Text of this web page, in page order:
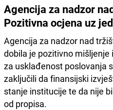
Agencija za nadzor
Pozitivna ocjena uz
Agencija za nadzor nad
dobila je pozitivno
za usklađenost poslovanja
zaključili da finansijski
stanje institucije te da nije
od propisa.